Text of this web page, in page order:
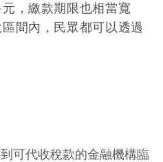
，繳款期限也相當寬
間內，民眾都可以透過
可代收稅款的金融機構臨